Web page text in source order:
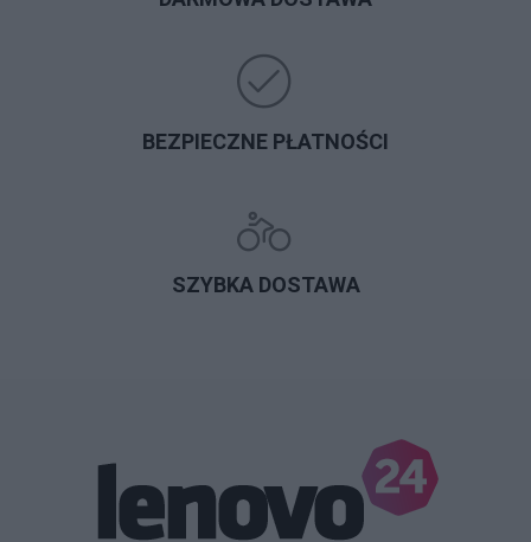
BEZPIECZNE PŁATNOŚCI
SZYBKA DOSTAWA